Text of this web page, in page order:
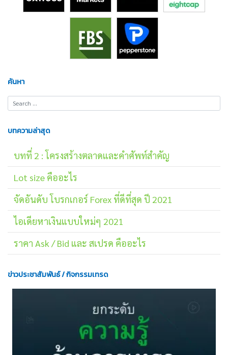
ค้นหา
บทความล่าสุด
บทที่ 2 : โครงสร้างตลาดและคำศัพท์สำคัญ
Lot size คืออะไร
จัดอันดับ โบรกเกอร์ Forex ที่ดีที่สุด ปี 2021
ไอเดียหาเงินแบบใหม่ๆ 2021
ราคา Ask / Bid และ สเปรด คืออะไร
ข่าวประชาสัมพันธ์ / กิจกรรมเทรด